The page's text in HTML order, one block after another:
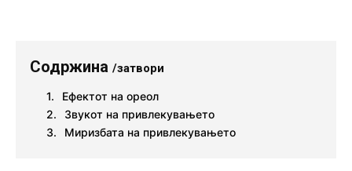
Содржина /затвори
Ефектот на ореол
Звукот на привлекувањето
Миризбата на привлекувањето